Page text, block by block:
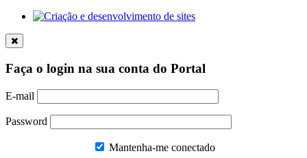
Faça o login na sua conta do Portal
E-mail
Password
Mantenha-me conectado